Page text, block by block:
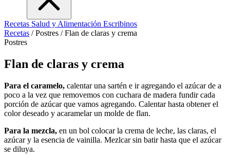
Recetas Salud y Alimentación Escribinos
Recetas / Postres / Flan de claras y crema
Postres
Flan de claras y crema
Para el caramelo, calentar una sartén e ir agregando el azúcar de a
poco a la vez que removemos con cuchara de madera fundir cada
porción de azúcar que vamos agregando. Calentar hasta obtener el
color deseado y acaramelar un molde de flan.
Para la mezcla, en un bol colocar la crema de leche, las claras, el
azúcar y la esencia de vainilla. Mezlcar sin batir hasta que el azúcar
se diluya.